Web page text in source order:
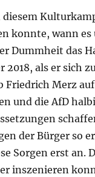
konnte, wann
Dummheit das
2018, als er sich
Friedrich Merz
und die AfD
der Bürger so
Sorgen erst an.
inszenieren